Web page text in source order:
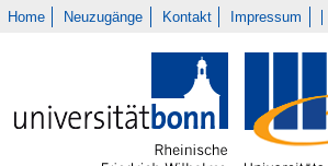
Home Neuzugänge Kontakt Impressum